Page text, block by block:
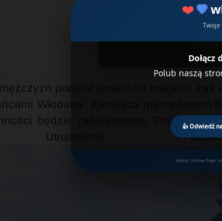
❤️ 💙
Twoje
Dołącz
Polub naszą
👍 Odwiedź
Kliknij "Follow Page"
Plecaki
poniósł śmierć na miejscu,
Włodawy. Kierująca
będzie zablokowana. Policjanci
Utrudnienia